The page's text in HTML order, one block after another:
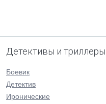
Детективы и триллеры
Боевик
Детектив
Иронические